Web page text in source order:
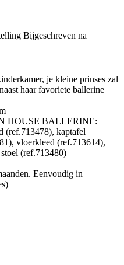
Bijgeschreven na
je kleine prinses zal
haar favoriete ballerine
HOUSE BALLERINE:
(ref.713478), kaptafel
vloerkleed (ref.713614),
(ref.713480)
Eenvoudig in